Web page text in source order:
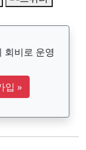
회비로 운영
입 »